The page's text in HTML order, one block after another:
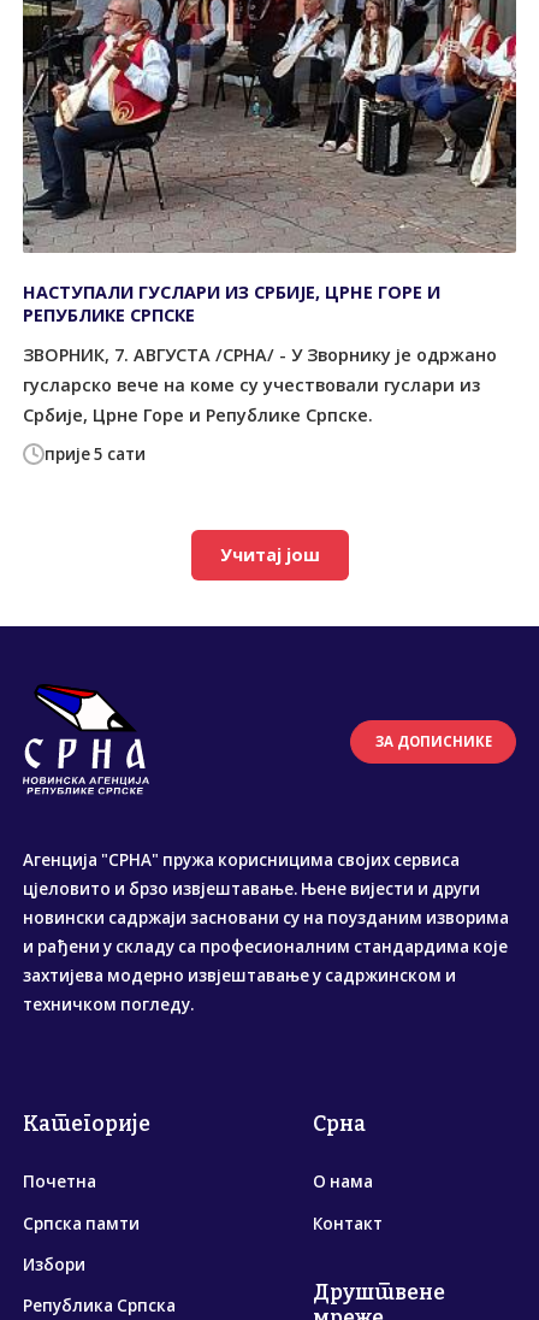
прије 5 сати
НАСТУПАЛИ ГУСЛАРИ ИЗ СРБИЈЕ, ЦРНЕ ГОРЕ И
РЕПУБЛИКЕ СРПСКЕ
ЗВОРНИК, 7. АВГУСТА /СРНА/ - У Зворнику је одржано
гусларско вече на коме су учествовали гуслари из
Србије, Црне Горе и Републике Српске.
Учитај још
ЗА ДОПИСНИКЕ
Агенција "СРНА" пружа корисницима својих сервиса
цјеловито и брзо извјештавање. Њене вијести и други
новински садржаји засновани су на поузданим изворима
и рађени у складу са професионалним стандардима које
захтијева модерно извјештавање у садржинском и
техничком погледу.
Категорије
Почетна
Српска памти
Избори
Република Српска
Срна
О нама
Контакт
Друштвене